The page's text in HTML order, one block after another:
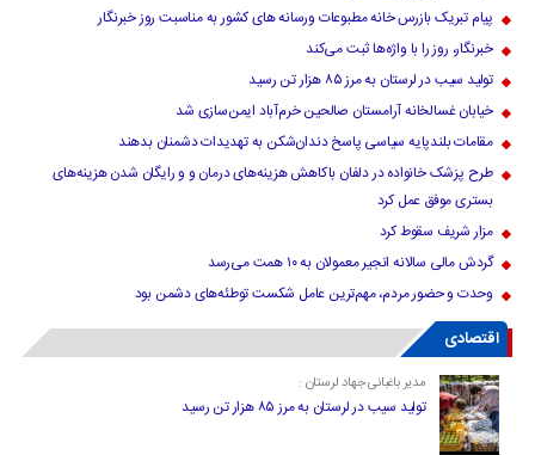
پیام تبریک بازرس خانه مطبوعات ورسانه های کشور به مناسبت روز خبرنگار
خبرنگار، روز را با واژه‌ها ثبت می‌کند
تولید سیب در لرستان به مرز ۸۵ هزار تن رسید
خیابان غسالخانه آرامستان صالحین خرم‌آباد ایمن‌سازی شد
مقامات بلندپایه سیاسی پاسخ دندان‌شکن به تهدیدات دشمنان بدهند
طرح پزشک خانواده در دلفان باکاهش هزینه‌های درمان و و رایگان شدن هزینه‌های
بستری موفق عمل کرد
مزار شریف سقوط کرد
گردش مالی سالانه انجیر معمولان به ۱۰ همت می‌رسد
وحدت و حضور مردم، مهم‌ترین عامل شکست توطئه‌های دشمن بود
اقتصادی
مدیر باغبانی جهاد لرستان :
تولید سیب در لرستان به مرز ۸۵ هزار تن رسید